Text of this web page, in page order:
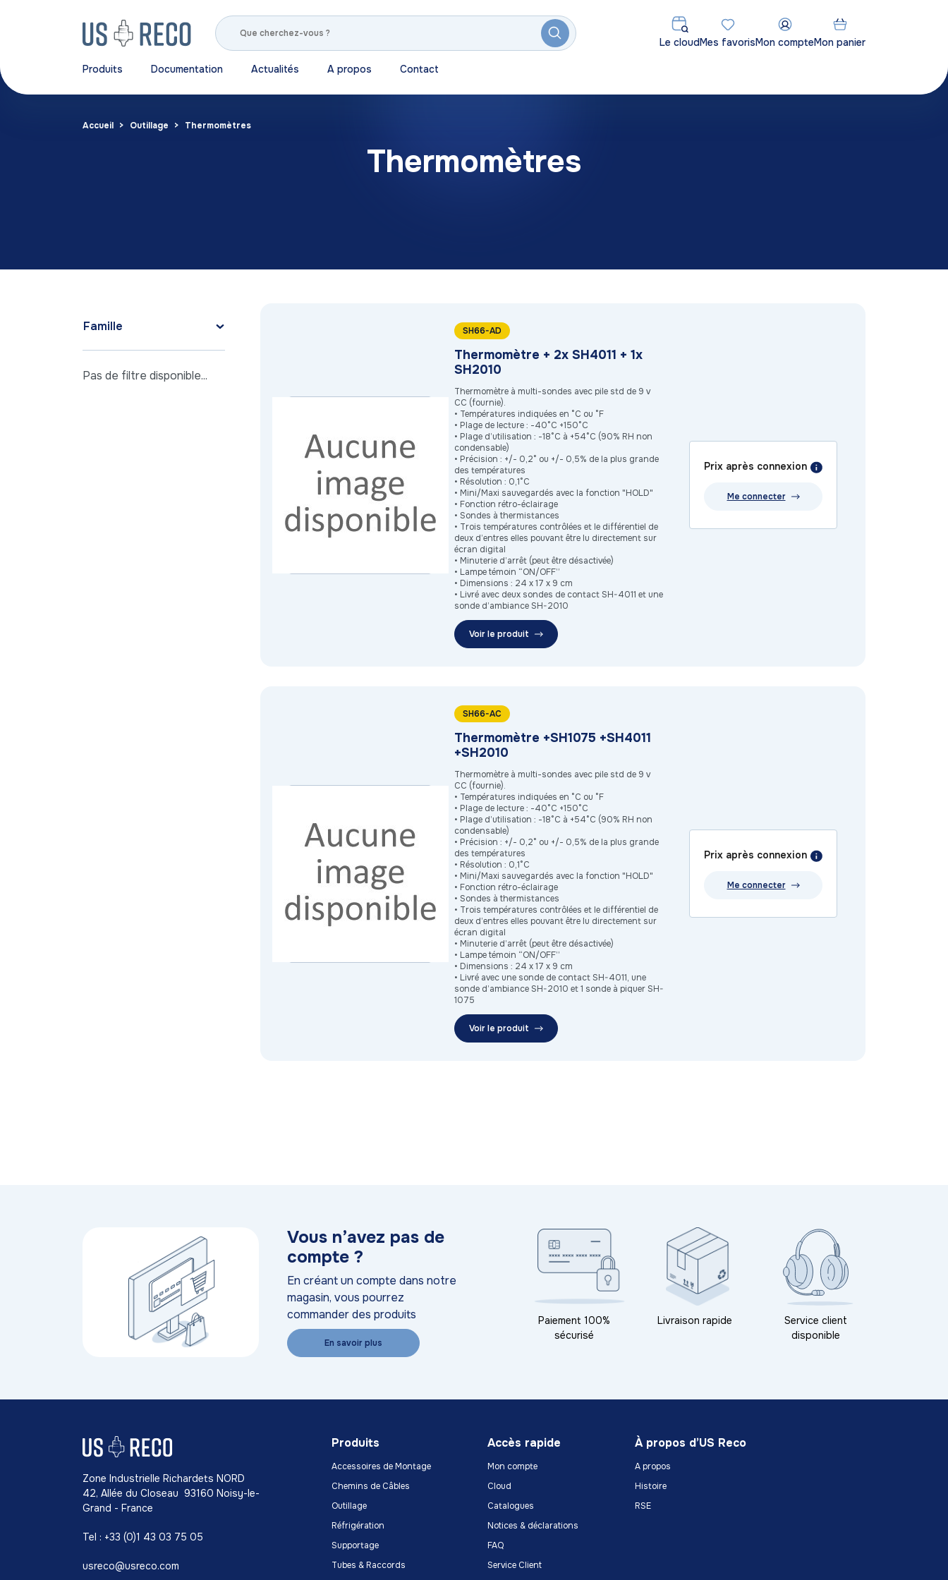
Le cloudMes favorisMon compteMon panier
Produits Documentation Actualités A propos Contact
Accueil Outillage Thermomètres
Thermomètres
Famille
Pas de filtre disponible...
SH66-AD
Thermomètre + 2x SH4011 + 1x
SH2010
Thermomètre à multi-sondes avec pile std de 9 v
CC (fournie).
• Températures indiquées en °C ou °F
• Plage de lecture : -40°C +150°C
• Plage d’utilisation : -18°C à +54°C (90% RH non
condensable)
• Précision : +/- 0,2° ou +/- 0,5% de la plus grande
des températures
• Résolution : 0,1°C
• Mini/Maxi sauvegardés avec la fonction "HOLD"
• Fonction rétro-éclairage
• Sondes à thermistances
• Trois températures contrôlées et le différentiel de
deux d’entres elles pouvant être lu directement sur
écran digital
• Minuterie d’arrêt (peut être désactivée)
• Lampe témoin “ON/OFF”
• Dimensions : 24 x 17 x 9 cm
• Livré avec deux sondes de contact SH-4011 et une
sonde d’ambiance SH-2010
Voir le produit
Prix après connexion
Me connecter
SH66-AC
Thermomètre +SH1075 +SH4011
+SH2010
Thermomètre à multi-sondes avec pile std de 9 v
CC (fournie).
• Températures indiquées en °C ou °F
• Plage de lecture : -40°C +150°C
• Plage d’utilisation : -18°C à +54°C (90% RH non
condensable)
• Précision : +/- 0,2° ou +/- 0,5% de la plus grande
des températures
• Résolution : 0,1°C
• Mini/Maxi sauvegardés avec la fonction "HOLD"
• Fonction rétro-éclairage
• Sondes à thermistances
• Trois températures contrôlées et le différentiel de
deux d’entres elles pouvant être lu directement sur
écran digital
• Minuterie d’arrêt (peut être désactivée)
• Lampe témoin “ON/OFF”
• Dimensions : 24 x 17 x 9 cm
• Livré avec une sonde de contact SH-4011, une
sonde d’ambiance SH-2010 et 1 sonde à piquer SH-
1075
Voir le produit
Prix après connexion
Me connecter
Vous n’avez pas de
compte ?
En créant un compte dans notre
magasin, vous pourrez
commander des produits
En savoir plus
Paiement 100%
sécurisé
Livraison rapide
Service client
disponible
Zone Industrielle Richardets NORD
42, Allée du Closeau 93160 Noisy-le-
Grand - France
Tel : +33 (0)1 43 03 75 05
usreco@usreco.com
Produits
Accessoires de Montage
Chemins de Câbles
Outillage
Réfrigération
Supportage
Tubes & Raccords
Accès rapide
Mon compte
Cloud
Catalogues
Notices & déclarations
FAQ
Service Client
À propos d’US Reco
A propos
Histoire
RSE